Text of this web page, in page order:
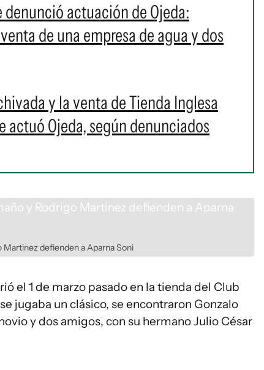
denunció actuación de Ojeda:
de una empresa de agua y dos
y la venta de Tienda Inglesa
actuó Ojeda, según denunciados
Martinez defienden a Aparna Soni
el 1 de marzo pasado en la tienda del Club
jugaba un clásico, se encontraron Gonzalo
y dos amigos, con su hermano Julio César